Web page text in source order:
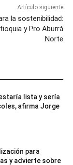
Artículo siguiente
la sostenibilidad:
y Pro Aburrá
Norte
lista y sería
afirma Jorge
para
y advierte sobre